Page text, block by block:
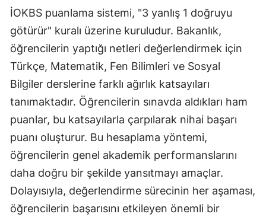
İOKBS puanlama sistemi, "3 yanlış 1 doğruyu
götürür" kuralı üzerine kuruludur. Bakanlık,
öğrencilerin yaptığı netleri değerlendirmek için
Türkçe, Matematik, Fen Bilimleri ve Sosyal
Bilgiler derslerine farklı ağırlık katsayıları
tanımaktadır. Öğrencilerin sınavda aldıkları ham
puanlar, bu katsayılarla çarpılarak nihai başarı
puanı oluşturur. Bu hesaplama yöntemi,
öğrencilerin genel akademik performanslarını
daha doğru bir şekilde yansıtmayı amaçlar.
Dolayısıyla, değerlendirme sürecinin her aşaması,
öğrencilerin başarısını etkileyen önemli bir